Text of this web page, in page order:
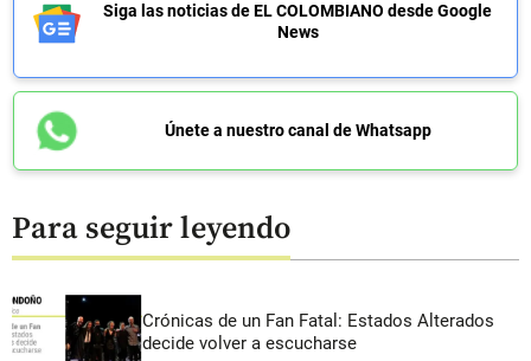
Siga las noticias de EL COLOMBIANO desde Google
News
Únete a nuestro canal de Whatsapp
Para seguir leyendo
Crónicas de un Fan Fatal: Estados Alterados
decide volver a escucharse